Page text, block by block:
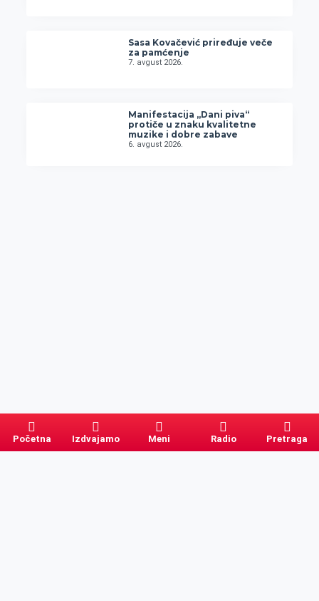
Sasa Kovačević priređuje veče
za pamćenje
7. avgust 2026.
Manifestacija „Dani piva“
protiče u znaku kvalitetne
muzike i dobre zabave
6. avgust 2026.
Početna Izdvajamo Meni Radio Pretraga